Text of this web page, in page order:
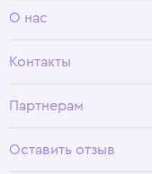
Условия возврата
О нас
Программа лояльности
Контакты
Партнерам
Оставить отзыв